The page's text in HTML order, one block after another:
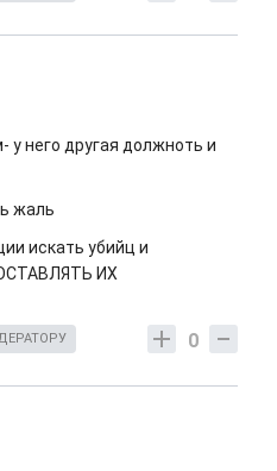
у него другая должноть и
жаль
искать убийц и
ИХ
0